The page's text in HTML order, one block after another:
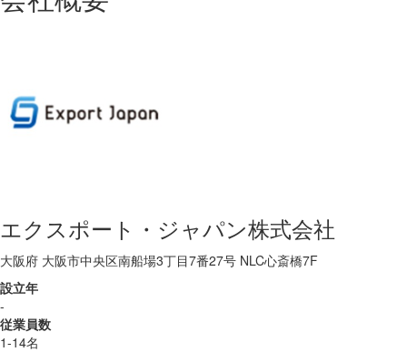
エクスポート・ジャパン株式会社
大阪府 大阪市中央区南船場3丁目7番27号 NLC心斎橋7F
設立年
-
従業員数
1-14名